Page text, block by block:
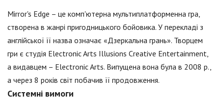
Mirror's Edge – це комп'ютерна мультиплатформенна гра,
створена в жанрі пригодницького бойовика. У перекладі з
англійської її назва означає «Дзеркальна грань». Творцем
гри є студія Electronic Arts Illusions Creative Entertainment,
а видавцем – Electronic Arts. Випущена вона була в 2008 р.,
а через 8 років світ побачив її продовження.
Системні вимоги